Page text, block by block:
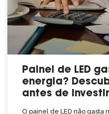
Painel de LED
energia?
antes de investir
O painel de LED não gasta